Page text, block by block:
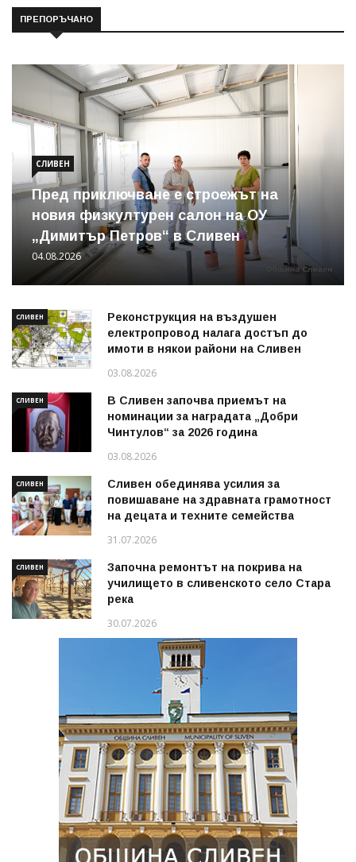
ПРЕПОРЪЧАНО
СЛИВЕН
Пред приключване е строежът на
новия физкултурен салон на ОУ
„Димитър Петров“ в Сливен
04.08.2026
СЛИВЕН
Реконструкция на въздушен
електропровод налага достъп до
имоти в някои райони на Сливен
03.08.2026
СЛИВЕН
В Сливен започва приемът на
номинации за наградата „Добри
Чинтулов“ за 2026 година
03.08.2026
СЛИВЕН
Сливен обединява усилия за
повишаване на здравната грамотност
на децата и техните семейства
31.07.2026
СЛИВЕН
Започна ремонтът на покрива на
училището в сливенското село Стара
река
30.07.2026